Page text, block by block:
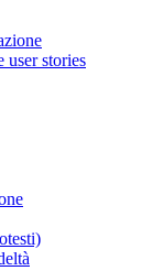
user stories